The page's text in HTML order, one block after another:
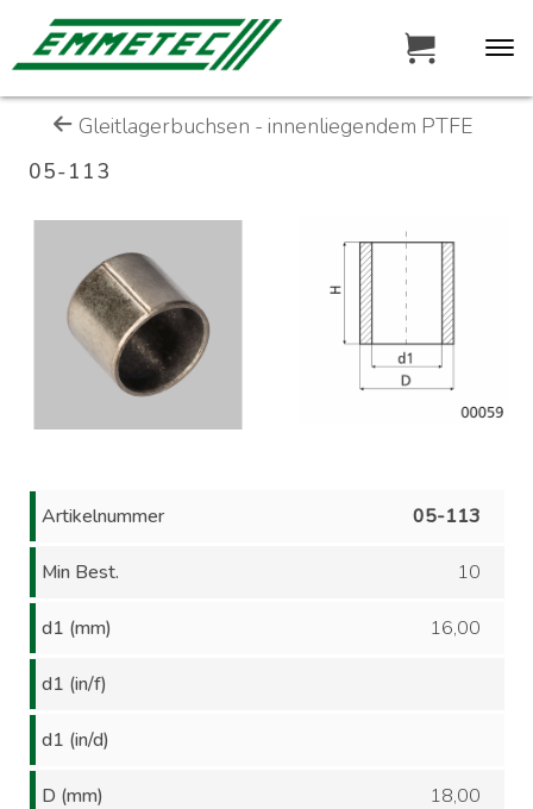
Gleitlagerbuchsen - innenliegendem PTFE
05-113
Artikelnummer 05-113
Min Best. 10
d1 (mm) 16,00
d1 (in/f)
d1 (in/d)
D (mm) 18,00